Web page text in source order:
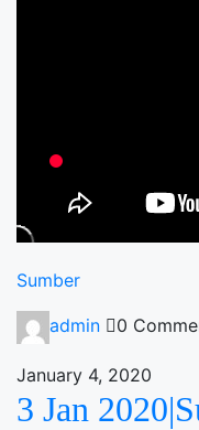
Sumber
admin 0
January 4, 2020
3 Jan